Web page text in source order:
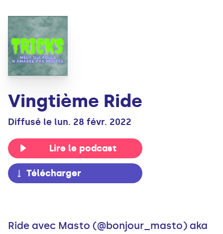
Vingtième Ride
Diffusé le lun. 28 févr. 2022
Lire le podcast
Télécharger
Ride avec Masto (@bonjour_masto) aka